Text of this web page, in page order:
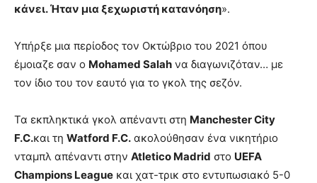
κάνει. Ήταν μια ξεχωριστή κατανόηση».
Υπήρξε μια περίοδος τον Οκτώβριο του 2021 όπου
έμοιαζε σαν ο Mohamed Salah να διαγωνιζόταν… με
τον ίδιο του τον εαυτό για το γκολ της σεζόν.
Τα εκπληκτικά γκολ απέναντι στη Manchester City
F.C.και τη Watford F.C. ακολούθησαν ένα νικητήριο
νταμπλ απέναντι στην Atletico Madrid στο UEFA
Champions League και χατ-τρικ στο εντυπωσιακό 5-0